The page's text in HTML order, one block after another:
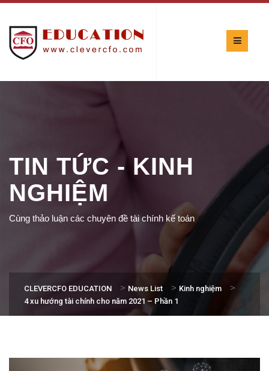
TIN TỨC - KINH
NGHIỆM
Cùng thảo luận các chuyên đề tài chính kế toán
CLEVERCFO EDUCATION > News List > Kinh nghiệm >
4 xu hướng tài chính cho năm 2021 – Phần 1